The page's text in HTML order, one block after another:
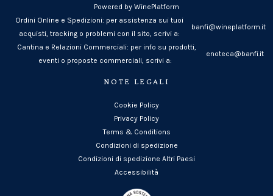
Powered by WinePlatform
Ordini Online e Spedizioni: per assistenza sui tuoi
acquisti, tracking o problemi con il sito, scrivi a:
banfi@wineplatform.it
Cantina e Relazioni Commerciali: per info su prodotti,
eventi o proposte commerciali, scrivi a:
enoteca@banfi.it
NOTE LEGALI
Cookie Policy
Privacy Policy
Terms & Conditions
Condizioni di spedizione
Condizioni di spedizione Altri Paesi
Accessibilità